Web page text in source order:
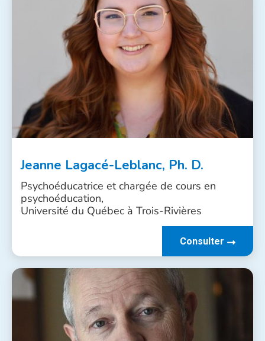
Jeanne Lagacé-Leblanc, Ph. D.
Psychoéducatrice et chargée de cours en
psychoéducation,
Université du Québec à Trois-Rivières
Consulter